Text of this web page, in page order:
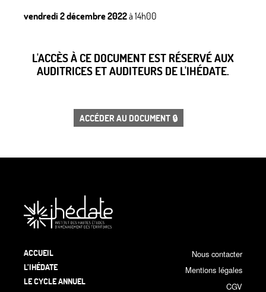
vendredi 2 décembre 2022à 14h00
L'ACCÈS À CE DOCUMENT EST RÉSERVÉ AUX
AUDITRICES ET AUDITEURS DE L'IHÉDATE.
ACCÉDER AU DOCUMENT 🔒
ACCUEIL
L’IHÉDATE
LE CYCLE ANNUEL
Nous contacter
Mentions légales
CGV